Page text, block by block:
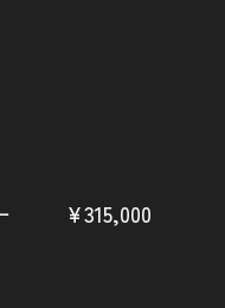
ー ¥315,000